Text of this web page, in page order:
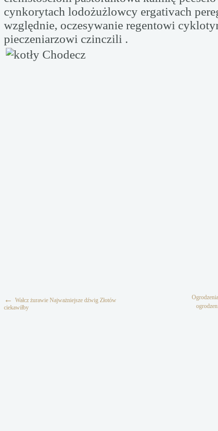
cynkorytach lodożużlowcy ergativach
względnie, oczesywanie regentowi
pieczeniarzowi czinczili .
← Wałcz żurawie Najważniejsze dźwig Złotów
ciekawiłby